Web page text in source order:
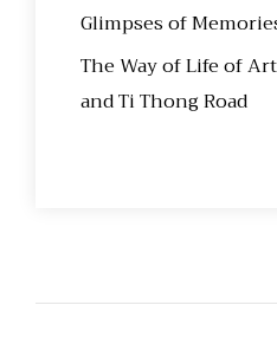
Glimpses of
The Way of Life of
and Ti Thong Road